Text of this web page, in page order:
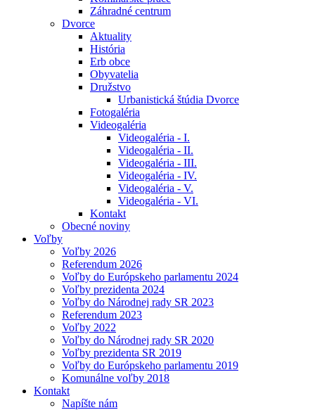
Záhradné centrum
Dvorce
Aktuality
História
Erb obce
Obyvatelia
Družstvo
Urbanistická štúdia Dvorce
Fotogaléria
Videogaléria
Videogaléria - I.
Videogaléria - II.
Videogaléria - III.
Videogaléria - IV.
Videogaléria - V.
Videogaléria - VI.
Kontakt
Obecné noviny
Voľby
Voľby 2026
Referendum 2026
Voľby do Európskeho parlamentu 2024
Voľby prezidenta 2024
Voľby do Národnej rady SR 2023
Referendum 2023
Voľby 2022
Voľby do Národnej rady SR 2020
Voľby prezidenta SR 2019
Voľby do Európskeho parlamentu 2019
Komunálne voľby 2018
Kontakt
Napíšte nám